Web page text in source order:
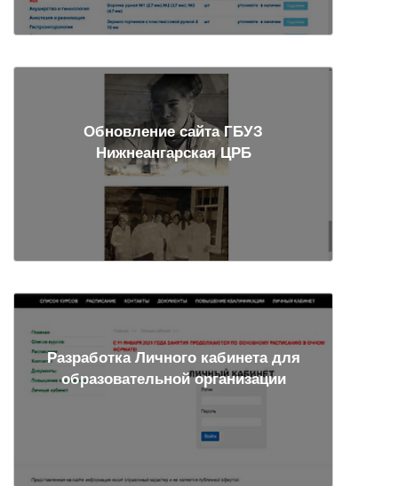
Обновление сайта ГБУЗ
Нижнеангарская ЦРБ
Разработка Личного кабинета для
образовательной организации